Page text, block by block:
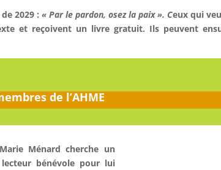
2029 : « Par le pardon, osez la paix ». Ceux qui
et reçoivent un livre gratuit. Ils peuvent
de l’AHME
Marie Ménard cherche un
lecteur bénévole pour lui